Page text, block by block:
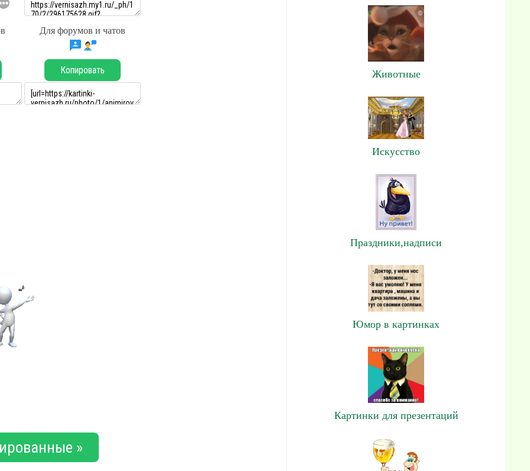
Для форумов и чатов
Копировать
»
Животные
Искусство
Праздники,надписи
Юмор в картинках
Картинки для презентаций